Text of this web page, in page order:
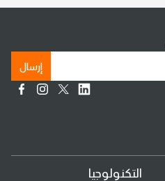
التكنولوجيا
إرسال